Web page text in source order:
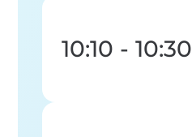
10:10 - 10:30